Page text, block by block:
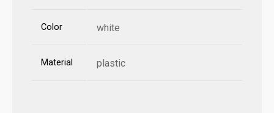
Color white
Material plastic